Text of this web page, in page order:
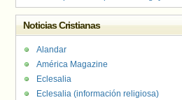
Noticias Cristianas
Alandar
América Magazine
Eclesalia
Eclesalia (información religiosa)